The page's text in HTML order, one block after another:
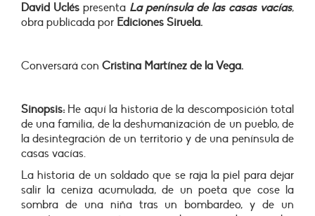
David Uclés presenta La península de las casas vacías,
obra publicada por Ediciones Siruela.
Conversará con Cristina Martínez de la Vega.
Sinopsis:He aquí la historia de la descomposición total
de una familia, de la deshumanización de un pueblo, de
la desintegración de un territorio y de una península de
casas vacías.
La historia de un soldado que se raja la piel para dejar
salir la ceniza acumulada, de un poeta que cose la
sombra de una niña tras un bombardeo, y de un